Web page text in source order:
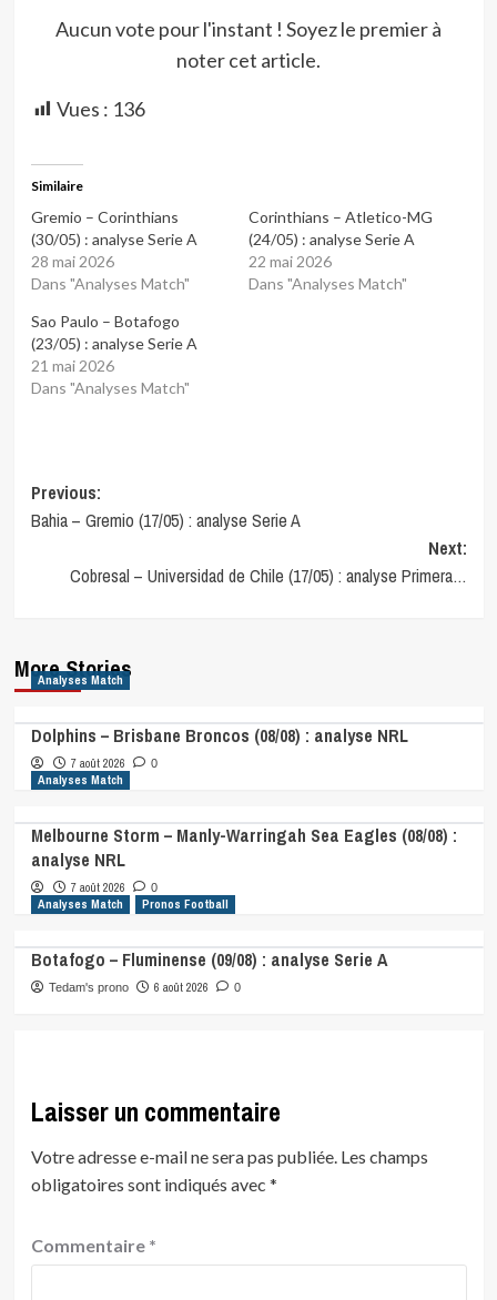
Aucun vote pour l'instant ! Soyez le premier à
noter cet article.
Vues : 136
Similaire
Gremio – Corinthians
(30/05) : analyse Serie A
28 mai 2026
Dans "Analyses Match"
Corinthians – Atletico-MG
(24/05) : analyse Serie A
22 mai 2026
Dans "Analyses Match"
Sao Paulo – Botafogo
(23/05) : analyse Serie A
21 mai 2026
Dans "Analyses Match"
Post
navigation
Previous:
Bahia – Gremio (17/05) : analyse Serie A
Next:
Cobresal – Universidad de Chile (17/05) : analyse Primera…
More Stories
Analyses Match
Dolphins – Brisbane Broncos (08/08) : analyse NRL
7 août 2026 0
Analyses Match
Melbourne Storm – Manly-Warringah Sea Eagles (08/08) :
analyse NRL
7 août 2026 0
Analyses Match Pronos Football
Botafogo – Fluminense (09/08) : analyse Serie A
Tedam's prono 6 août 2026 0
Laisser un commentaire
Votre adresse e-mail ne sera pas publiée. Les champs
obligatoires sont indiqués avec *
Commentaire *